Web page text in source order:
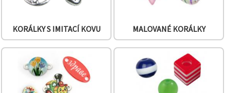
KORÁLKY S IMITACÍ KOVU MALOVANÉ KORÁLKY